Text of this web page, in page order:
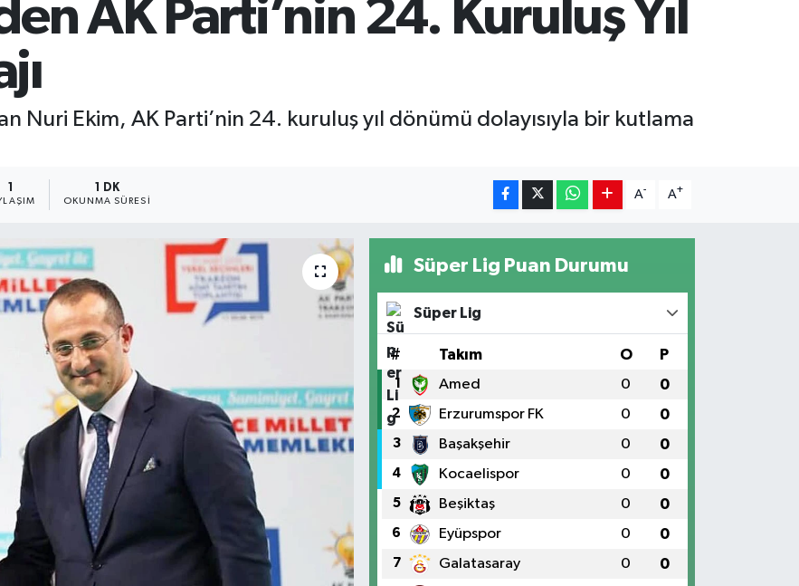
AK Parti’nin 24. Kuruluş Yıl
Nuri Ekim, AK Parti’nin 24. kuruluş yıl dönümü dolayısıyla bir kutlama
1 DK
OKUNMA SÜRESI
A- A+
Süper Lig Puan Durumu
Süper Lig
# Takım O P
1 Amed 0 0
2 Erzurumspor FK 0 0
3 Başakşehir 0 0
4 Kocaelispor 0 0
5 Beşiktaş 0 0
6 Eyüpspor 0 0
7 Galatasaray 0 0